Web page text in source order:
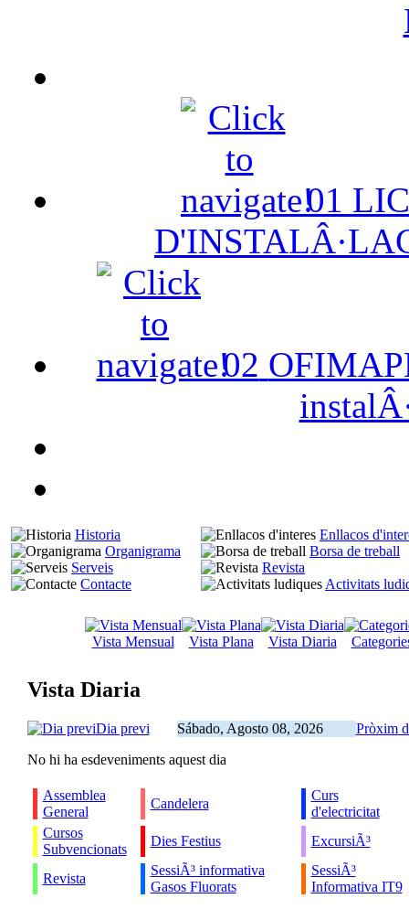
01
02
Historia
Organigrama
Serveis
Contacte
Enllacos
Borsa de treball
Revista
Activitats
Vista Mensual Vista Plana Vista Diaria
Vista Diaria
Dia previ Sábado, Agosto 08, 2026
Pròxim
No hi ha esdeveniments aquest dia
Assemblea
General
Candelera
Curs
d'electricitat
Cursos
Subvencionats
Dies Festius ExcursiÃ³
Revista
SessiÃ³ informativa
Gasos Fluorats
SessiÃ³
Informativa IT9